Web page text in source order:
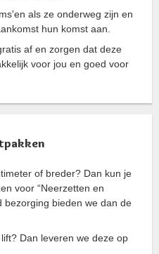
als ze onderweg zijn en
hun komst aan.
af en zorgen dat deze
voor jou en goed voor
of breder? Dan kun je
voor “Neerzetten en
bezorging bieden we dan de
Dan leveren we deze op